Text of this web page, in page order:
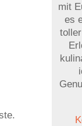
mit
es